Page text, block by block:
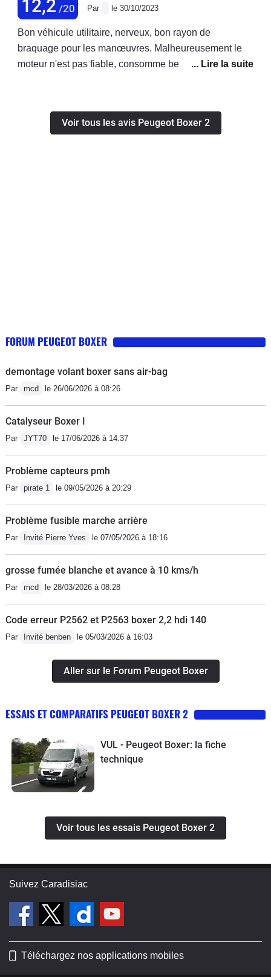
12,2 /20 Par le 30/10/2023
Bon véhicule utilitaire, nerveux, bon rayon de
braquage pour les manœuvres. Malheureusement le
moteur n'est pas fiable, consomme beaucoup trop
Voir tous les avis Peugeot Boxer 2
FORUM PEUGEOT BOXER
demontage volant boxer sans air-bag
Par mcd le 26/06/2026 à 08:26
Catalyseur Boxer I
Par JYT70 le 17/06/2026 à 14:37
Problème capteurs pmh
Par pirate 1 le 09/05/2026 à 20:29
Problème fusible marche arrière
Par Invité Pierre Yves le 07/05/2026 à 18:16
grosse fumée blanche et avance à 10 kms/h
Par mcd le 28/03/2026 à 08:28
Code erreur P2562 et P2563 boxer 2,2 hdi 140
Par Invité benben le 05/03/2026 à 16:03
Aller sur le Forum Peugeot Boxer
ESSAIS ET COMPARATIFS PEUGEOT BOXER 2
VUL - Peugeot Boxer: la fiche
technique
Voir tous les essais Peugeot Boxer 2
Suivez Caradisiac
Téléchargez nos applications mobiles